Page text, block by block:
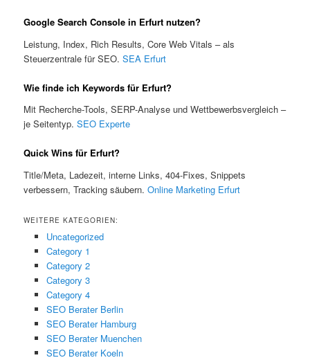
Google Search Console in Erfurt nutzen?
Leistung, Index, Rich Results, Core Web Vitals – als
Steuerzentrale für SEO.SEA Erfurt
Wie finde ich Keywords für Erfurt?
Mit Recherche-Tools, SERP-Analyse und Wettbewerbsvergleich –
je Seitentyp.SEO Experte
Quick Wins für Erfurt?
Title/Meta, Ladezeit, interne Links, 404-Fixes, Snippets
verbessern, Tracking säubern.Online Marketing Erfurt
WEITERE KATEGORIEN:
Uncategorized
Category 1
Category 2
Category 3
Category 4
SEO Berater Berlin
SEO Berater Hamburg
SEO Berater Muenchen
SEO Berater Koeln